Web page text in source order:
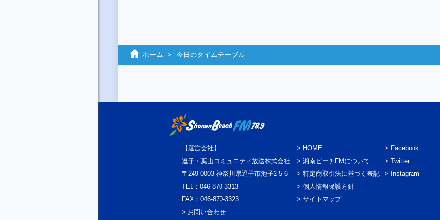
ホーム 今日のタイムテーブル
【運営会社】
逗子・葉山コミュニティ放送株式会社
〒249-0003 神奈川県逗子市池子2-5-6
TEL：046-870-3313
FAX：046-870-3323
> お問い合わせ
HOME
湘南ビーチFMについて
特定商取引法に基づく表記
個人情報保護方針
サイトマップ
Facebook
Twitter
Instagram